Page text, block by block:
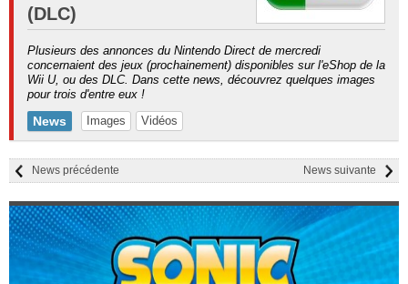
(DLC)
Plusieurs des annonces du Nintendo Direct de mercredi
concernaient des jeux (prochainement) disponibles sur l'eShop de la
Wii U, ou des DLC. Dans cette news, découvrez quelques images
pour trois d'entre eux !
News Images Vidéos
News suivante
News précédente